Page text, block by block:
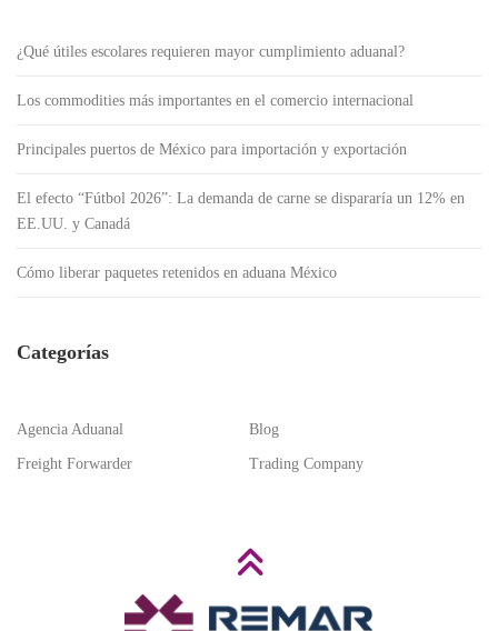
¿Qué útiles escolares requieren mayor cumplimiento aduanal?
Los commodities más importantes en el comercio internacional
Principales puertos de México para importación y exportación
El efecto “Fútbol 2026”: La demanda de carne se dispararía un 12% en
EE.UU. y Canadá
Cómo liberar paquetes retenidos en aduana México
Categorías
Agencia Aduanal Blog
Freight Forwarder Trading Company